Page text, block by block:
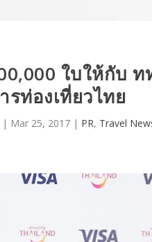
ใบให้กับ
รท่องเที่ยวไทย
| Mar 25, 2017 | PR, Travel